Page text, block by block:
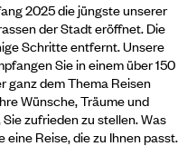
2025 die jüngste unserer
der Stadt eröffnet. Die
Schritte entfernt. Unsere
Sie in einem über 150
ganz dem Thema Reisen
Wünsche, Träume und
zufrieden zu stellen. Was
Reise, die zu Ihnen passt.